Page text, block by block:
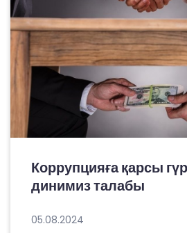
Коррупцияға қарсы
динимиз талабы
05.08.2024